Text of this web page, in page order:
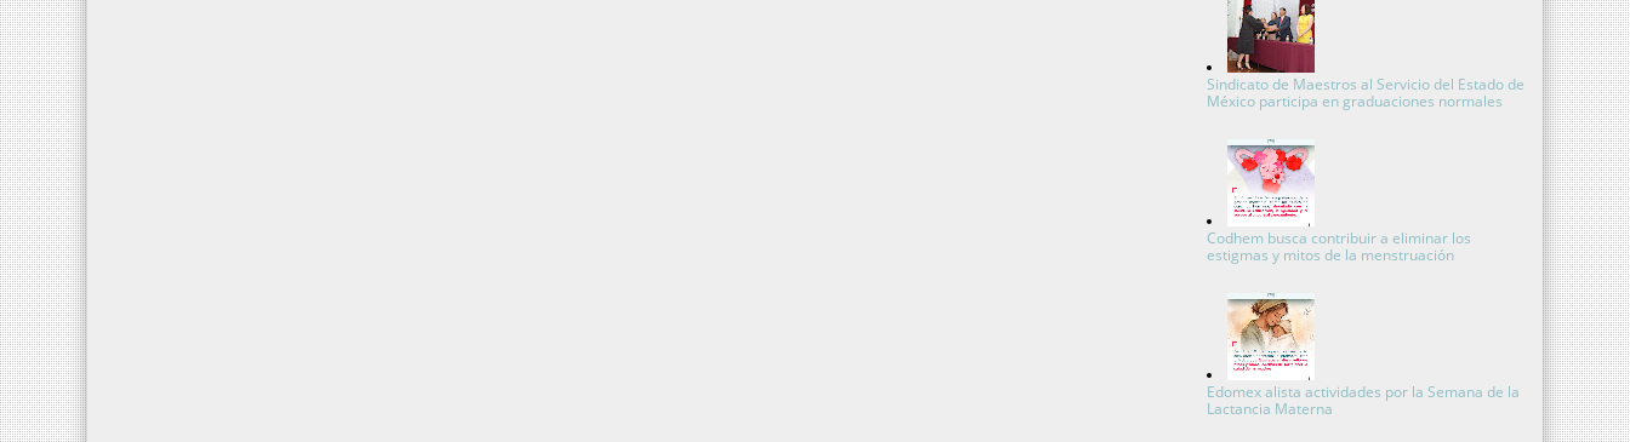
Sindicato de Maestros al Servicio del Estado de
México participa en graduaciones normales
Codhem busca contribuir a eliminar los
estigmas y mitos de la menstruación
Edomex alista actividades por la Semana de la
Lactancia Materna